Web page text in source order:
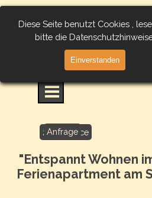
Diese Seite benutzt Cookies ,
bitte die
Einverstanden
Direkt zum Seiteninhalt
Buchen
24h Service
Anfrage
Menü
"Entspannt Wohnen
Ferienapartment am